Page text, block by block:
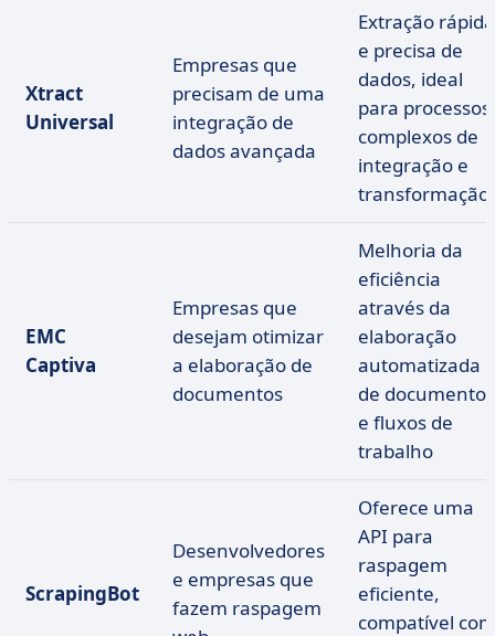
Xtract
Universal
Empresas que
precisam de uma
integração de
dados avançada
Extração rápida
e precisa de
dados, ideal
para processos
complexos de
integração e
transformação
EMC
Captiva
Empresas que
desejam otimizar
a elaboração de
documentos
Melhoria da
eficiência
através da
elaboração
automatizada
de documentos
e fluxos de
trabalho
ScrapingBot
Desenvolvedores
e empresas que
fazem raspagem
Oferece uma
API para
raspagem
eficiente,
compatível com